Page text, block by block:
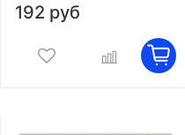
192 руб